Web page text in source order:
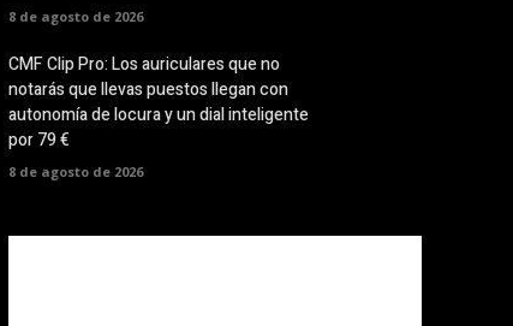
8 de agosto de 2026
CMF Clip Pro: Los auriculares que no
notarás que llevas puestos llegan con
autonomía de locura y un dial inteligente
por 79 €
8 de agosto de 2026